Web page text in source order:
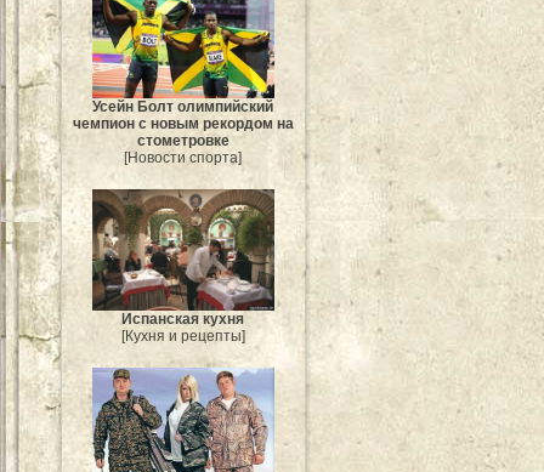
Усейн Болт олимпийский
чемпион с новым рекордом на
стометровке
[Новости спорта]
Испанская кухня
[Кухня и рецепты]